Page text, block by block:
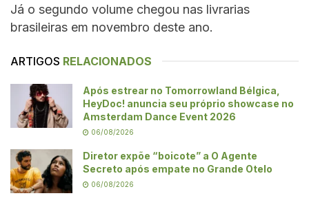
Já o segundo volume chegou nas livrarias
brasileiras em novembro deste ano.
ARTIGOS RELACIONADOS
Após estrear no Tomorrowland Bélgica,
HeyDoc! anuncia seu próprio showcase no
Amsterdam Dance Event 2026
06/08/2026
Diretor expõe “boicote” a O Agente
Secreto após empate no Grande Otelo
06/08/2026